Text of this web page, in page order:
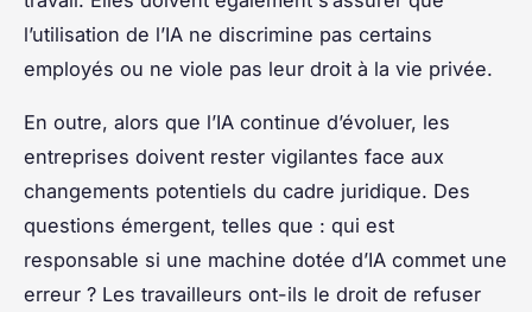
l’utilisation de l’IA ne discrimine pas certains
employés ou ne viole pas leur droit à la vie privée.
En outre, alors que l’IA continue d’évoluer, les
entreprises doivent rester vigilantes face aux
changements potentiels du cadre juridique. Des
questions émergent, telles que : qui est
responsable si une machine dotée d’IA commet une
erreur ? Les travailleurs ont-ils le droit de refuser